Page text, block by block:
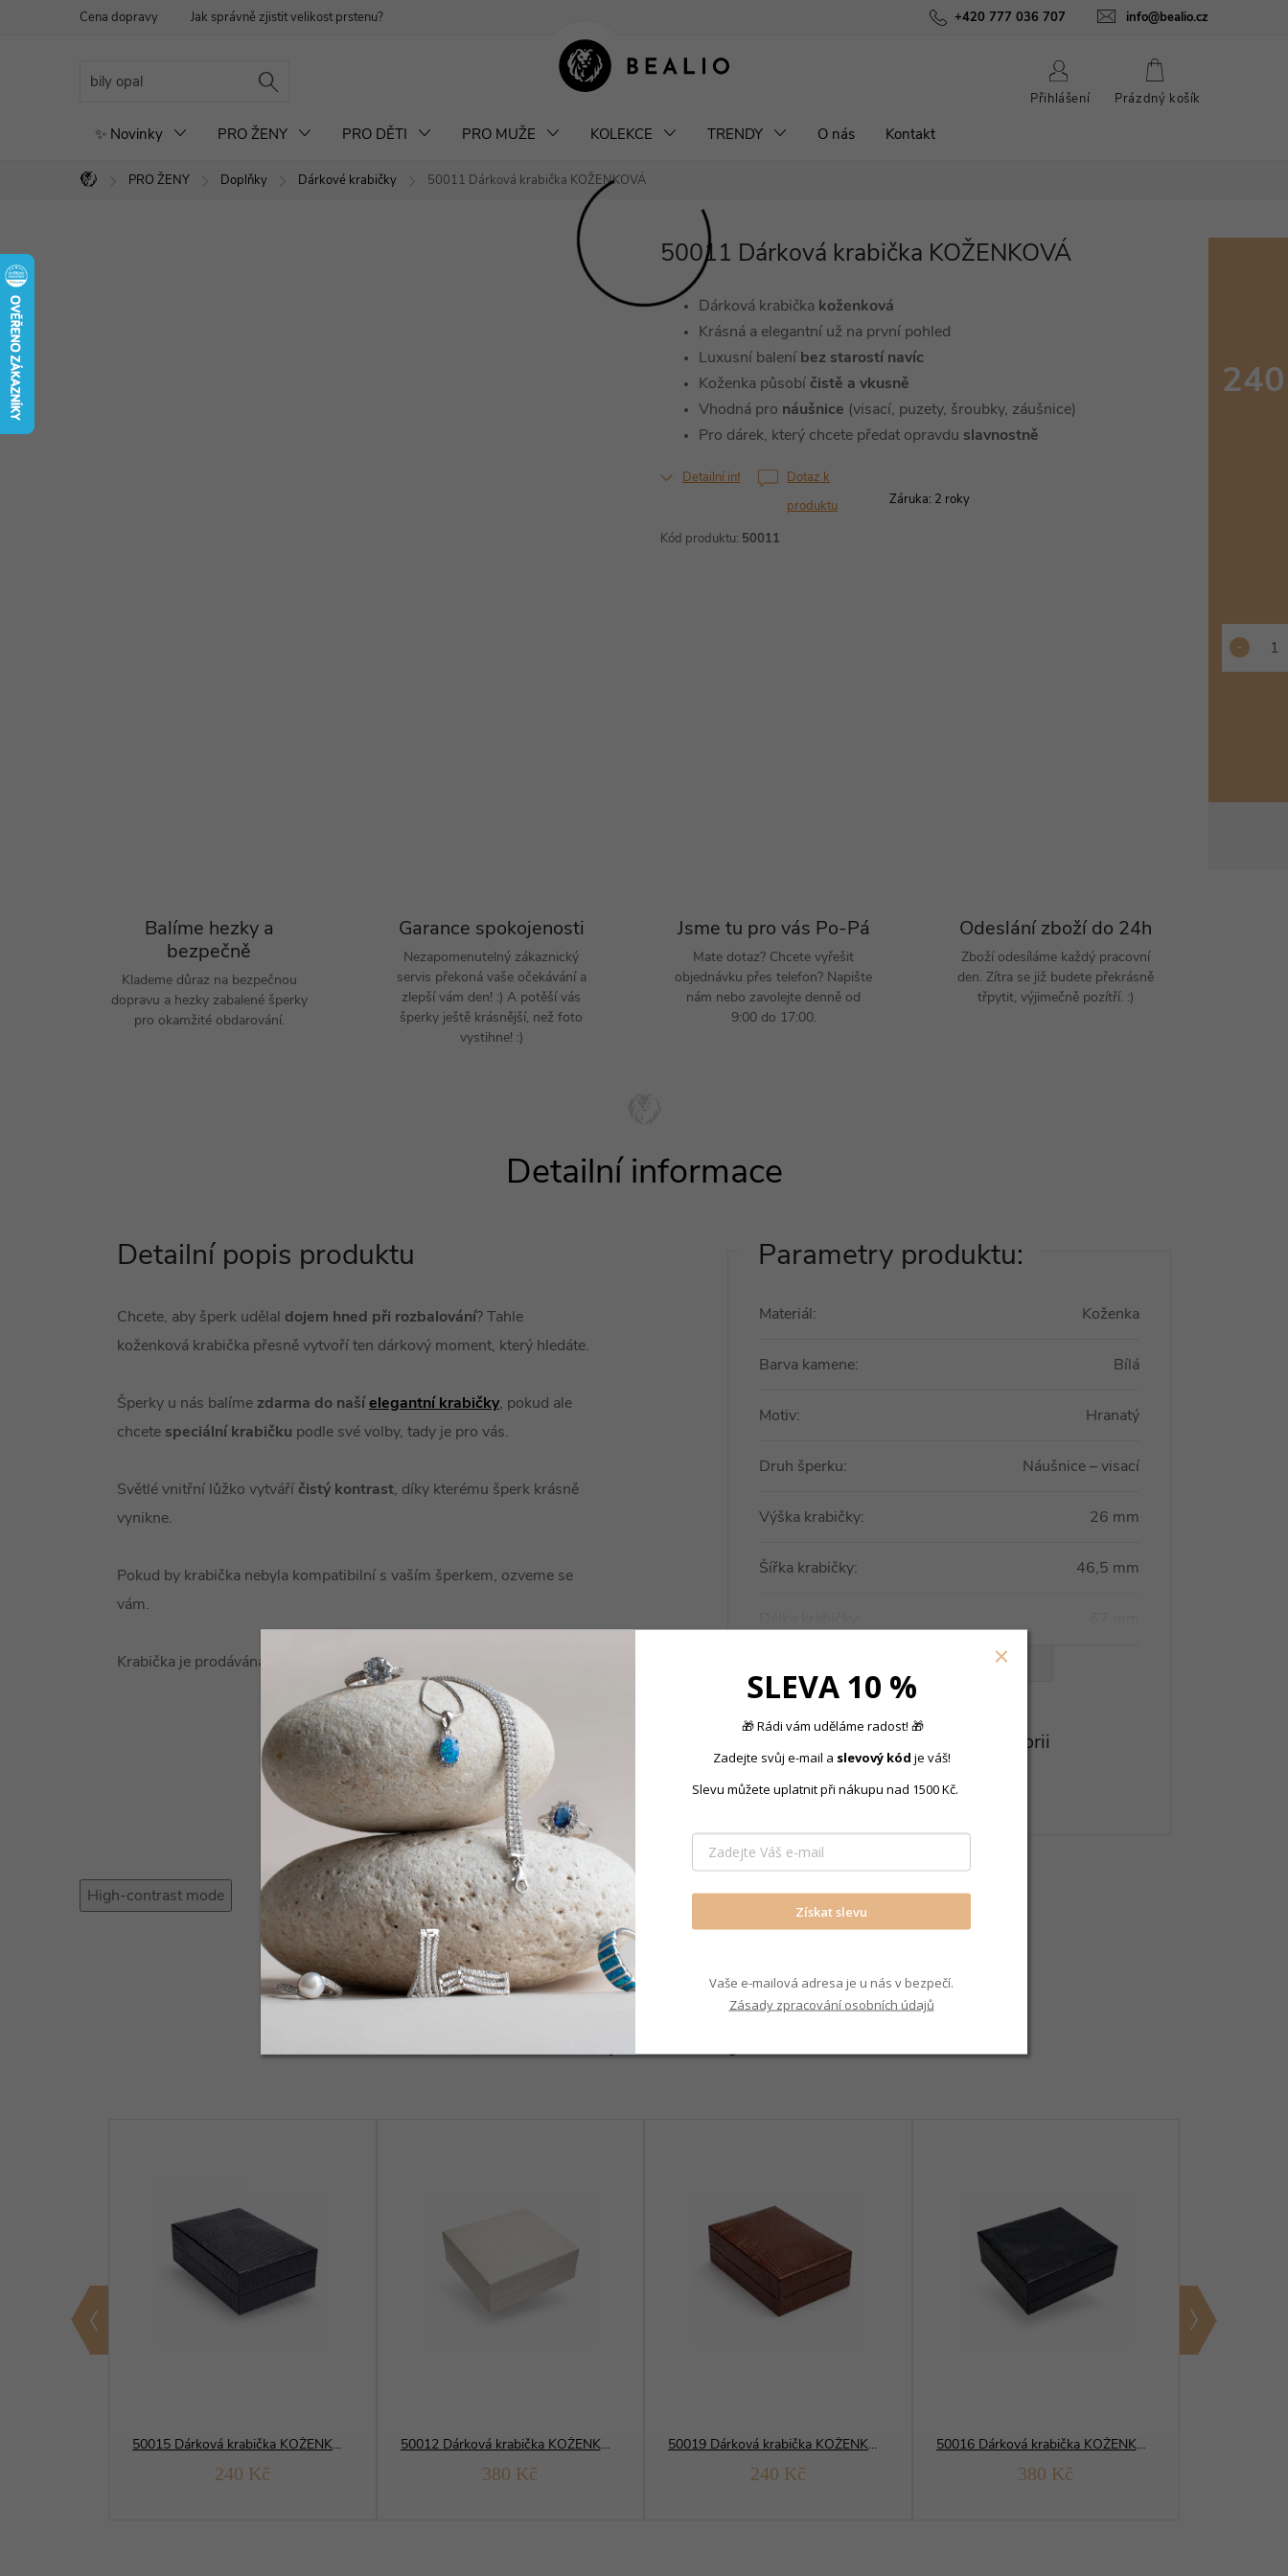
+420 777 036 707 info@bealio.cz
Cena dopravy Jak správně zjistit velikost prstenu? Podmínky ochrany osobních údajů O nás Péče o šperky
Přihlášení
NÁKUPNÍ
Prázdný košík
✨ Novinky PRO ŽENY PRO DĚTI PRO MUŽE KOLEKCE TRENDY O nás Kontakt
Domů
PRO ŽENY Doplňky Dárkové krabičky 50011 Dárková krabička KOŽENKOVÁ
50011 Dárková krabička KOŽENKOVÁ
Kód produktu: 50011
Dárková krabička koženková
Krásná a elegantní už na první pohled
Luxusní balení bez starostí navíc
Koženka působí čistě a vkusně
Vhodná pro náušnice (visací, puzety, šroubky, záušnice)
Pro dárek, který chcete předat opravdu slavnostně
Detailní informace
Dotaz k
produktu
Záruka: 2 roky
Balíme hezky a
bezpečně
Klademe důraz na bezpečnou
dopravu a hezky zabalené šperky
pro okamžité obdarování.
Garance spokojenosti
Nezapomenutelný zákaznický
servis překoná vaše očekávání a
zlepší vám den! :) A potěší vás
šperky ještě krásnější, než foto
vystihne! :)
Jsme tu pro vás Po-Pá
Mate dotaz? Chcete vyřešit
objednávku přes telefon? Napište
nám nebo zavolejte denně od
9:00 do 17:00.
Odeslání zboží do 24h
Zboží odesíláme každý pracovní
den. Zítra se již budete překrásně
třpytit, výjimečně pozítří. :)
Detailní popis produktu
Chcete, aby šperk udělal dojem hned při rozbalování? Tahle
koženková krabička přesně vytvoří ten dárkový moment, který hledáte.
Šperky u nás balíme zdarma do našíelegantní krabičky, pokud ale
chcete speciální krabičku podle své volby, tady je pro vás.
Světlé vnitřní lůžko vytváří čistý kontrast, díky kterému šperk krásně
vynikne.
Pokud by krabička nebyla kompatibilní s vaším šperkem, ozveme se
vám.
Krabička je prodávána samostatně (bez šperku).
Parametry produktu:
Materiál: Koženka
Barva kamene: Bílá
Motiv: Hranatý
Druh šperku: Náušnice – visací
Výška krabičky: 26 mm
Šířka krabičky: 46,5 mm
VŠECHNY PARAMETRY
Produkt naleznete v této kategorii
Dárkové krabičky
High-contrast mode
50015 Dárková krabička KOŽENKOVÁ
240 Kč
50012 Dárková krabička KOŽENKOVÁ
380 Kč
50019 Dárková krabička KOŽENKOVÁ
240 Kč
50016 Dárková krabička KOŽENKOVÁ
380 Kč
SLEVA 10 %
🎁 Rádi vám uděláme radost! 🎁
Zadejte svůj e-mail a slevový kód je váš!
Slevu můžete uplatnit při nákupu nad 1500 Kč.
Získat slevu
Vaše e-mailová adresa je u nás v bezpečí.
Zásady zpracování osobních údajů